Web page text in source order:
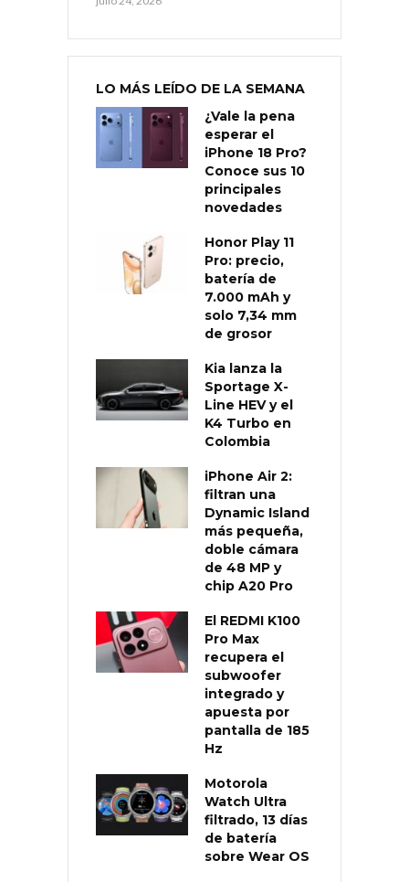
LO MÁS LEÍDO DE LA SEMANA
¿Vale la pena
esperar el
iPhone 18 Pro?
Conoce sus 10
principales
novedades
Honor Play 11
Pro: precio,
batería de
7.000 mAh y
solo 7,34 mm
de grosor
Kia lanza la
Sportage X-
Line HEV y el
K4 Turbo en
Colombia
iPhone Air 2:
filtran una
Dynamic Island
más pequeña,
doble cámara
de 48 MP y
chip A20 Pro
El REDMI K100
Pro Max
recupera el
subwoofer
integrado y
apuesta por
pantalla de 185
Hz
Motorola
Watch Ultra
filtrado, 13 días
de batería
sobre Wear OS